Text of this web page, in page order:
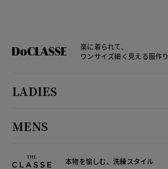
楽に着られて、
ワンサイズ細く見える服作り
LADIES
MENS
本物を愉しむ、洗練スタイル